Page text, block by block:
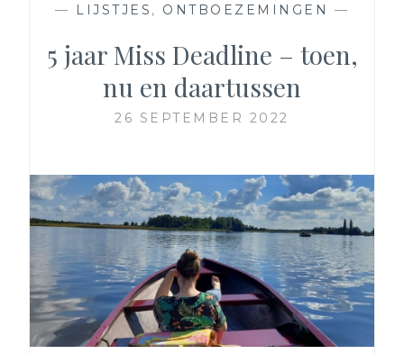
— LIJSTJES , ONTBOEZEMINGEN —
5 jaar Miss Deadline – toen,
nu en daartussen
26 SEPTEMBER 2022